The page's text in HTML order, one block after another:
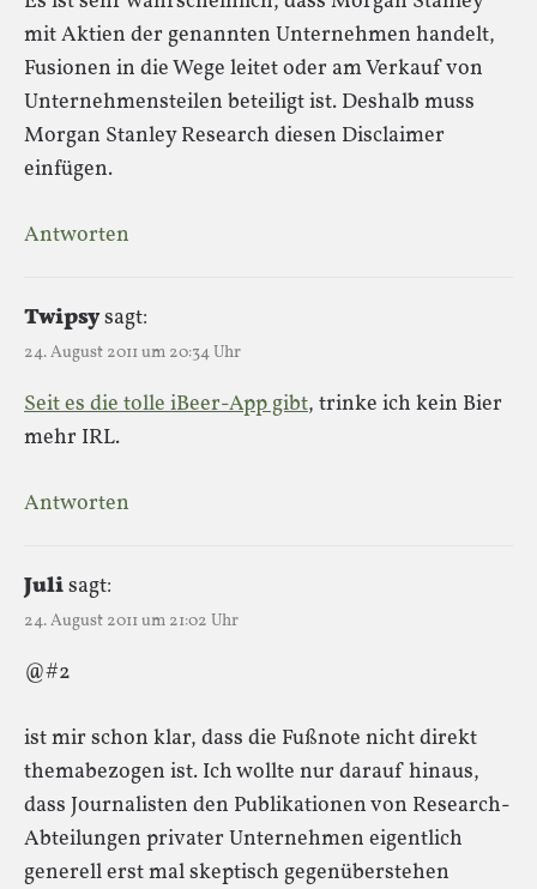
mit Aktien der genannten Unternehmen handelt,
Fusionen in die Wege leitet oder am Verkauf von
Unternehmensteilen beteiligt ist. Deshalb muss
Morgan Stanley Research diesen Disclaimer
einfügen.
Antworten
Twipsysagt:
24. August 2011 um 20:34 Uhr
Seit es die tolle iBeer-App gibt, trinke ich kein Bier
mehr IRL.
Antworten
Julisagt:
24. August 2011 um 21:02 Uhr
@#2
ist mir schon klar, dass die Fußnote nicht direkt
themabezogen ist. Ich wollte nur darauf hinaus,
dass Journalisten den Publikationen von Research-
Abteilungen privater Unternehmen eigentlich
generell erst mal skeptisch gegenüberstehen